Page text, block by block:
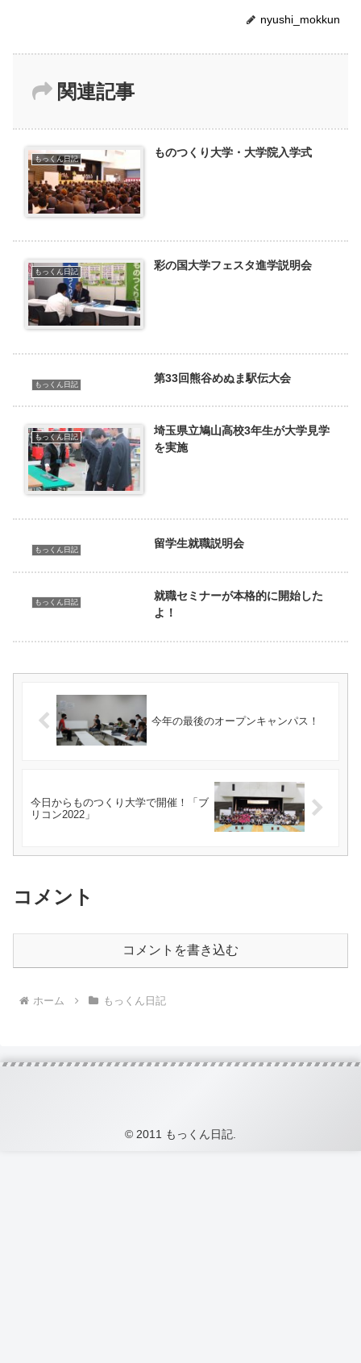
nyushi_mokkun
関連記事
もっくん日記 ものつくり大学・大学院入学式
もっくん日記 彩の国大学フェスタ進学説明会
もっくん日記 第33回熊谷めぬま駅伝大会
もっくん日記
埼玉県立鳩山高校3年生が大学見学
を実施
もっくん日記 留学生就職説明会
もっくん日記
就職セミナーが本格的に開始した
よ！
今年の最後のオープンキャンパス！
今日からものつくり大学で開催！「ブ
リコン2022」
コメント
コメントを書き込む
ホーム もっくん日記
© 2011 もっくん日記.